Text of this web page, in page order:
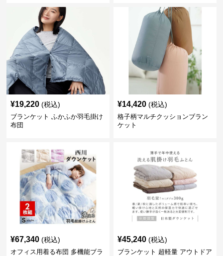
¥19,220 (税込)
ブランケット ふかふか羽毛掛け
布団
¥14,420 (税込)
格子柄マルチクッションブラン
ケット
¥67,340 (税込)
オフィス用着る布団 多機能ブラ
¥45,240 (税込)
ブランケット 超軽量 アウトドア